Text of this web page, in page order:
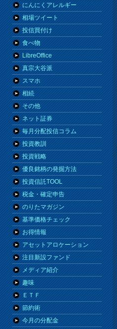
にんにくアレルギー
相場ツイート
投信買付け
食べ物
LibreOffice
真宗大谷派
スマホ
相続
その他
ネット証券
毎月分配投信コラム
投資教訓
投資戦略
優良銘柄の発掘方法
投資信託TOOL
税金・確定申告
のりたマガジン
基準価格チェック
お得情報
アセットアロケーション
注目新設ファンド
メディア紹介
趣味
ＥＴＦ
節約術
今月の分配金